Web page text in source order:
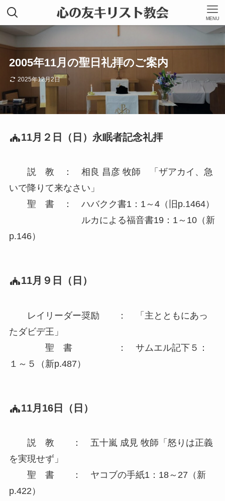
MENU
2005年11月の聖日礼拝のご案内
2025年12月2日
11月２日（日）永眠者記念礼拝
説 教 ： 相良 昌彦 牧師 「ザアカイ、急
いで降りて来なさい」
聖 書 ： ハバクク書1：1～4（旧p.1464）
ルカによる福音書19：1～10（新
p.146）
11月９日（日）
レイリーダー奨励 ： 「主とともにあっ
たダビデ王」
聖 書 ： サムエル記下５：
１～５（新p.487）
11月16日（日）
説 教 ： 五十嵐 成見 牧師「怒りは正義
を実現せず」
聖 書 ： ヤコブの手紙1：18～27（新
p.422）